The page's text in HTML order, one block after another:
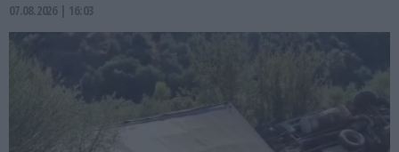
07.08.2026 | 16:03